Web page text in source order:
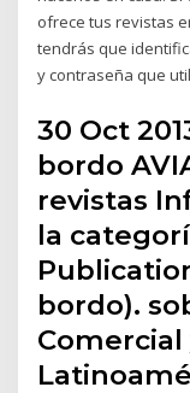
ofrece tus revistas
tendrás que
y contraseña que
30 Oct
bordo
revistas
la
bordo).